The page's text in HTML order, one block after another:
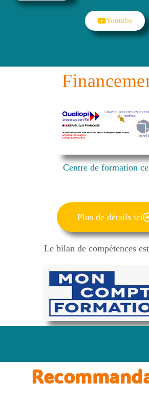
Youtube
Centre de formation
Plus de détails ici
Le bilan de compétences